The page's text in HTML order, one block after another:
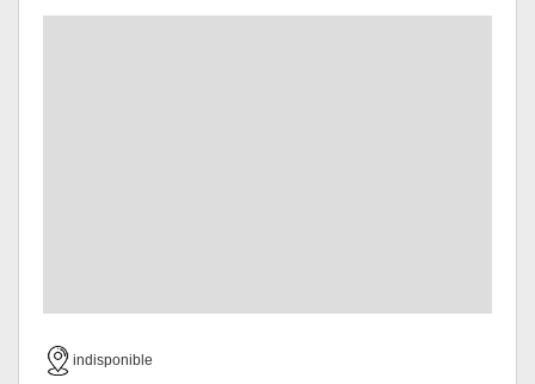
indisponible